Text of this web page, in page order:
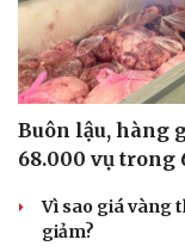
Buôn lậu, hàng
68.000 vụ trong
Vì sao giá vàng
giảm?